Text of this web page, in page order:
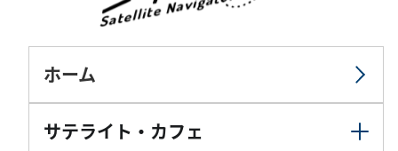
ホーム
サテライト・カフェ